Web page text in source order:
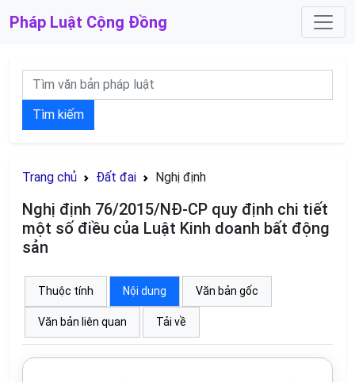
Pháp Luật Cộng Đồng
Tìm kiếm
Trang chủ Đất đai Nghị định
Nghị định 76/2015/NĐ-CP quy định chi tiết
một số điều của Luật Kinh doanh bất động
sản
Thuộc tính Nội dung Văn bản gốc
Văn bản liên quan Tải về